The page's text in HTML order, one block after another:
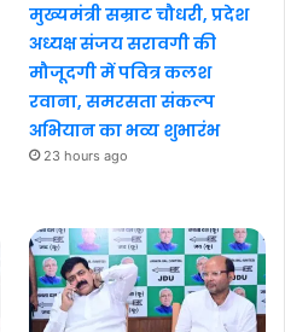
मुख्यमंत्री सम्राट चौधरी, प्रदेश
अध्यक्ष संजय सरावगी की
मौजूदगी में पवित्र कलश
रवाना, समरसता संकल्प
अभियान का भव्य शुभारंभ
23 hours ago